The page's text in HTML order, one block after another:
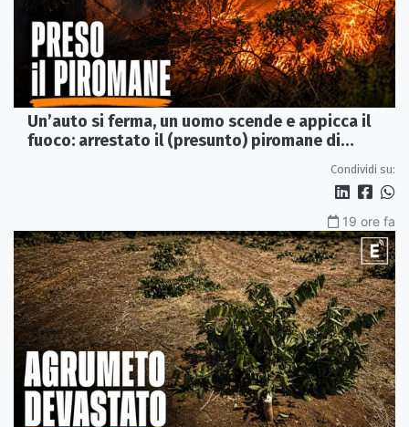
Un’auto si ferma, un uomo scende e appicca il
fuoco: arrestato il (presunto) piromane di
Condividi su:
19 ore fa